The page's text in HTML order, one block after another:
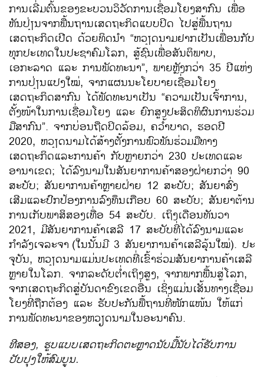
ການ​ເລີ່​ມຕົ້ນ​ຂອງ​ຂະ​ບວນວິວັດ​ການ​ເຊື່ອມ​ໂຍງ​ສາກົນ​ ເພື່ອ​
ຫັນປ່ຽນ​ຈາກພື້ນຖານ​ເສດຖະກິດ​ແບບ​ປິດ ​ໄປ​ສູ່​ພື້ນຖານ​
ເສດຖະກິດ​ເປີດ ດ້ວຍ​ທິດ​ນຳ “ຫວຽດນາມ​ຢາກ​ເປັນ​ເພື່ອ​ນກັບ
ທຸກ​ປະ​ເທດ​ໃນ​ປະຊາ​ຄົມ​ໂລກ, ສູ້​ຊົນ​ເພື່ອ​ສັນຕິພາບ, ​
ເອກະລາດ ​ແລະ ການ​ພັດທະນາ”, ພາຍຫຼັງ​ກວ່າ 35 ປີ​ແຫ່ງ​
ການ​ປ່ຽນ​ແປງ​ໃໝ່, ຈາກ​ແຜນ​ນະ​ໂຍບາຍ​ເຊື່ອມ​ໂຍງ​
ເສດຖະກິດ​ສາກົນ ​ໄດ້​ພັດທະນາ​ເປັນ “ຄວາມ​ເປັນ​ເຈົ້າ​ການ,
ຕັ້ງໜ້າ​ໃນ​ການ​ເຊື່ອມ​ໂຍງ​ ແລະ ຍົກ​ສູງ​ປະສິດທິ​ຜົນ​ການ​ຮ່ວມ​
ມື​ສາກົນ”. ຈາກ​ບ່ອນ​ຖື​ດປິດ​ລ້ອມ, ຄວ້ຳບາດ, ຮອດ​ປີ
2020, ຫວຽດນາມ​ໄດ້​ສ້າງ​ຕັ້ງ​ການ​ພົວພັນ​ຮ່ວມ​ມື​ທາງ​
ເສດຖະກິດ​ແລະການ​ຄ້າ​ ກັບ​ຫຼາຍ​ກວ່າ 230 ປະ​ເທດ​ແລະ
ອານາ​ເຂດ; ​ໄດ້​ລົງ​ນາມ​ໃນ​ສັນຍາ​ການ​ຄ້າ​ສອງ​ຝ່າຍ​ກວ່າ 90
ສະບັບ; ສັນຍາ​ການ​ຄ້າ​ຫຼາຍ​ຝ່າຍ 12 ສະບັບ; ສັນຍາ​ສົ່ງ​
ເສີມ​ແລະ​ປົກ​ປ້ອງ​ການ​ລົງ​ທຶນ​ເກືອບ 60 ສະບັບ; ສັນຍາຕ້ານ​
ການ​ເກັບ​ພາສິສອງ​ເທື່ອ 54 ສະບັບ. ​ເຖິງ​ເດືອນທັນວາ
2021, ມີສັນຍາ​ການ​ຄ້າ​ເສລີ 17 ສະບັບ​ທີ່​ໄດ້​ລົງ​ນາມ​ແລະ
ກຳລັງເຈລະຈາ (​ໃນ​ນັ້ນ​ມີ 3 ສັນຍາ​ການ​ຄ້າ​ເສລີລຸ້ນ​ໃໝ່). ປະ​
ຈຸ​ບັນ, ຫວຽດນາມ​ແມ່ນ​ປະ​ເທດ​ທີ່​ເຂົ້າ​ຮ່ວມສັນຍາ​ການ​ຄ້າ​ເສລີ
ຫຼາຍ​ໃນ​ໂລກ. ຈາກ​ລະດັບຕ່ຳ​ເຖິງ​ສູງ, ຈາກ​ພາກ​ພື້ນ​ສູ່​​​ໂລ​ກ,
ຈາກ​ເສດຖະກິດ​ສູ່​ບັນດາ​ຂົງ​ເຂດ​ອື່ນ ​ເຊິ່ງ​ແມ່ນ​ເສັ້ນທາງ​ເຊື່ອມ​
ໂຍງ​ທີ່​ຖືກຕ້ອງ ​ແລະ ຮັບປະກັນ​ພື້ຖານ​ທີ່​ໜັກ​ແໜ້ນ​ ໃຫ້​ແກ່​
ການ​ພັດທະນາ​ຂອງ​ຫວຽດນາມ​ໃນ​ອະນາ​ຄົນ.
ທີ​ສອງ, ຮູບ​ແບບ​ເສດຖະກິດ​ຕະຫຼາດ​ນັບ​ມື້​ນັບ​ໄດ້​ຮັບ​ການ​
ປັບປຸງ​ໃຫ້​ສົມບູນ.